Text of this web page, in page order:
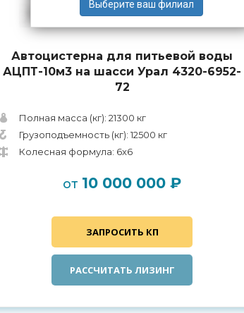
Автоцистерна для питьевой воды
АЦПТ-10м3 на шасси Урал 4320-6952-
72
Полная масса (кг): 21300 кг
Грузоподъемность (кг): 12500 кг
Колесная формула: 6x6
от 10 000 000 ₽
ЗАПРОСИТЬ КП
РАССЧИТАТЬ ЛИЗИНГ